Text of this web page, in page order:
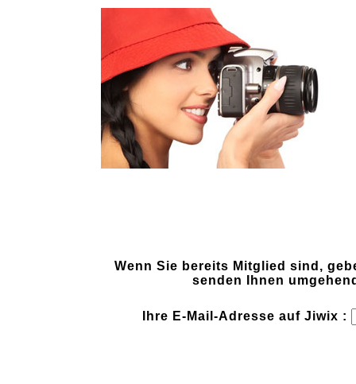
Wenn Sie bereits Mitglied sind,
senden Ihnen
Ihre E-Mail-Adresse auf Jiwix :